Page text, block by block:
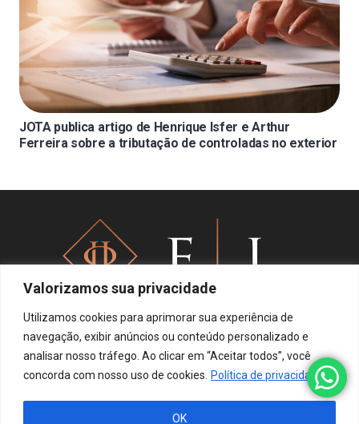
Valorizamos sua privacidade
Utilizamos cookies para aprimorar sua experiência de
navegação, exibir anúncios ou conteúdo personalizado e
analisar nosso tráfego. Ao clicar em “Aceitar todos”, você
concorda com nosso uso de cookies. Política de privacidade
OK
JOTA publica artigo de Henrique Isfer e Arthur
Ferreira sobre a tributação de controladas no exterior
Política de privacidade